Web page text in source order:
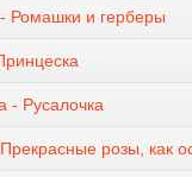
Ромашки и герберы
- Русалочка
розы, как